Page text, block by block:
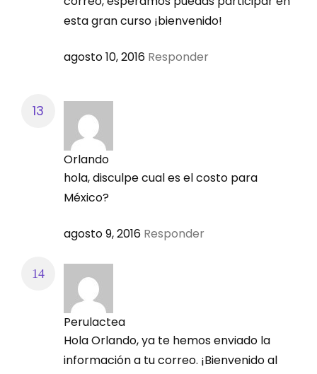
En tiempo real:
=> 16:00 – 18:00 horas: Guatemala, San José,
=> 17:00 – 19:00 horas: Lima, Bogotá, Quito, Panamá,
México DF
=> 18:00 – 20:00 horas: La Paz, Santiago, Asunción,
Caracas
=> 19:00 – 21:00 horas: Buenos Aires, Montevideo,
En forma de clase grabada:
Las 24 horas del día en toda latitud, sin restricciones
esta gran curso ¡bienvenido!
agosto 10, 2016 Responder
Orlando
hola, disculpe cual es el costo para
México?
agosto 9, 2016 Responder
Perulactea
Hola Orlando, ya te hemos enviado la
información a tu correo. ¡Bienvenido al